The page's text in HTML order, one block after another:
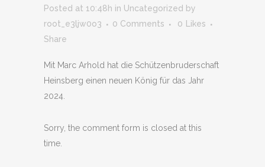
Posted at 10:48h in Uncategorized by
root_e3ljw0o3
0 Comments 0
Likes
Share
Mit Marc Arhold hat die Schützenbruderschaft
Heinsberg einen neuen König für das Jahr
2024.
Sorry, the comment form is closed at this
time.